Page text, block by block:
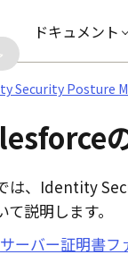
にスキップ
ドキュメント
Security Posture
は、 Identity
て説明します。
サーバー証明書フ